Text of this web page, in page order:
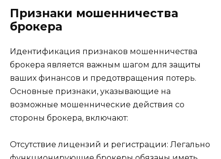
Признаки мошенничества
брокера
Идентификация признаков мошенничества
брокера является важным шагом для защиты
ваших финансов и предотвращения потерь.
Основные признаки, указывающие на
возможные мошеннические действия со
стороны брокера, включают:
Отсутствие лицензий и регистрации: Легально